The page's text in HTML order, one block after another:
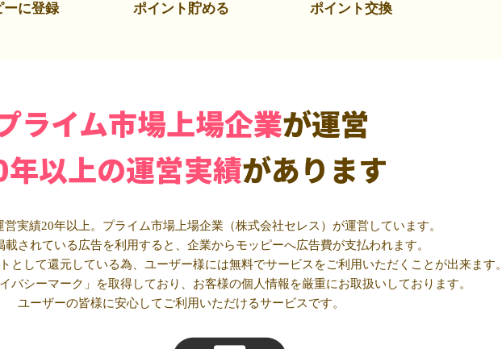
ーに登録 ポイント貯める ポイント交換
ライム市場上場企業が運営
以上の運営実績があります
実績20年以上。プライム市場上場企業（株式会社セレス）が運営しています。
載されている広告を利用すると、企業からモッピーへ広告費が支払われます。
として還元している為、ユーザー様には無料でサービスをご利用いただくことが出来ます。
バシーマーク」を取得しており、お客様の個人情報を厳重にお取扱いしております。
ユーザーの皆様に安心してご利用いただけるサービスです。